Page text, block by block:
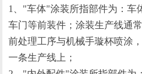
1、"车体"涂装所指部件为：车
车门等前装件；涂装生产线通
前处理工序与机械手璇杯喷涂
一条生产线上；